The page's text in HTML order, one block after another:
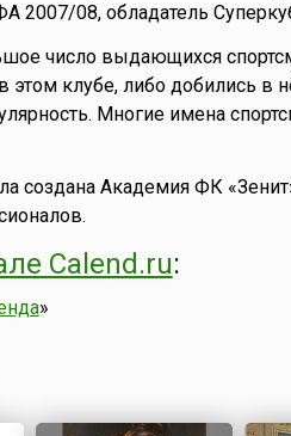
2007/08, обладатель
число выдающихся
этом клубе, либо добились в
Многие имена
создана Академия ФК
Calend.ru:
»